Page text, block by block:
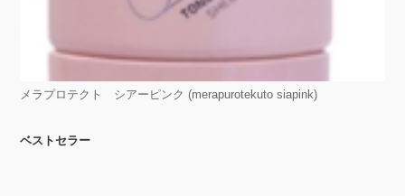
メラプロテクト シアーピンク (merapurotekuto siapink)
ベストセラー